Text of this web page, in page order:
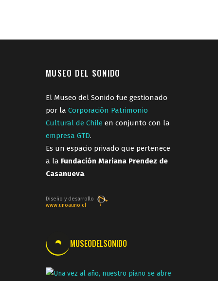
MUSEO DEL SONIDO
El Museo del Sonido fue gestionado
por la Corporación Patrimonio
Cultural de Chile en conjunto con la
empresa GTD.
Es un espacio privado que pertenece
a la Fundación Mariana Prendez de
Casanueva.
Diseño y desarrollo
www.unoauno.cl
MUSEODELSONIDO